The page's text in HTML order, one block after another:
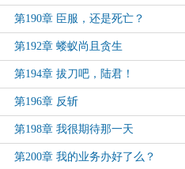
第190章 臣服，还是死亡？
第192章 蝼蚁尚且贪生
第194章 拔刀吧，陆君！
第196章 反斩
第198章 我很期待那一天
第200章 我的业务办好了么？